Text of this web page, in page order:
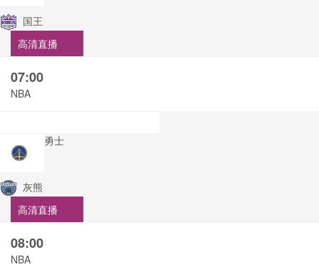
国王
高清直播
07:00
NBA
勇士
灰熊
高清直播
08:00
NBA